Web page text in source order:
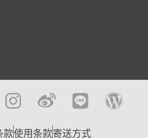
款使用条款寄送方式